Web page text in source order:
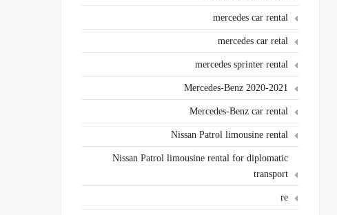
mercedes car rental
mercedes car retal
mercedes sprinter rental
Mercedes-Benz 2020-2021
Mercedes-Benz car rental
Nissan Patrol limousine rental
Nissan Patrol limousine rental for diplomatic
transport
re